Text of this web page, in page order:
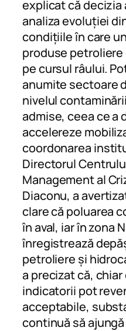
explicat că decizia
analiza evoluției
condițiile în care
produse
pe cursul râului.
anumite sectoare
nivelul
admise, ceea ce a
accelereze
coordonarea
Directorul
Management al
Diaconu, a
clare că poluarea
în aval, iar în zona
înregistrează
petroliere și
a precizat că,
indicatorii pot
acceptabile,
continuă să ajungă